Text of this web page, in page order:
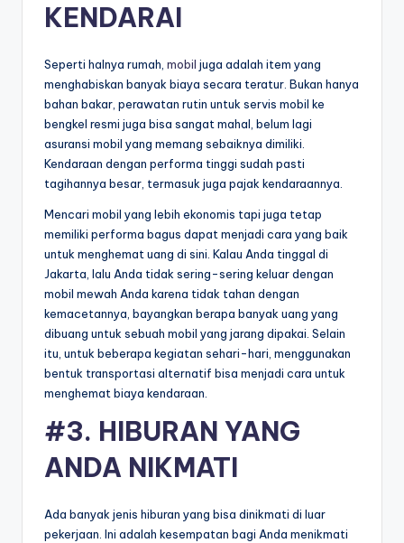
KENDARAI
Seperti halnya rumah, mobil juga adalah item yang
menghabiskan banyak biaya secara teratur. Bukan hanya
bahan bakar, perawatan rutin untuk servis mobil ke
bengkel resmi juga bisa sangat mahal, belum lagi
asuransi mobil yang memang sebaiknya dimiliki.
Kendaraan dengan performa tinggi sudah pasti
tagihannya besar, termasuk juga pajak kendaraannya.
Mencari mobil yang lebih ekonomis tapi juga tetap
memiliki performa bagus dapat menjadi cara yang baik
untuk menghemat uang di sini. Kalau Anda tinggal di
Jakarta, lalu Anda tidak sering-sering keluar dengan
mobil mewah Anda karena tidak tahan dengan
kemacetannya, bayangkan berapa banyak uang yang
dibuang untuk sebuah mobil yang jarang dipakai. Selain
itu, untuk beberapa kegiatan sehari-hari, menggunakan
bentuk transportasi alternatif bisa menjadi cara untuk
menghemat biaya kendaraan.
#3. HIBURAN YANG
ANDA NIKMATI
Ada banyak jenis hiburan yang bisa dinikmati di luar
pekerjaan. Ini adalah kesempatan bagi Anda menikmati